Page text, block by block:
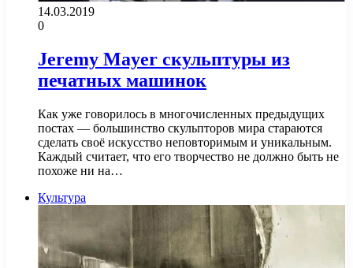
14.03.2019
0
Jeremy Mayer скульптуры из
печатных машинок
Как уже говорилось в многочисленных предыдущих
постах — большинство скульпторов мира стараются
сделать своё искусство неповторимым и уникальным.
Каждый считает, что его творчество не должно быть не
похоже ни на…
Культура